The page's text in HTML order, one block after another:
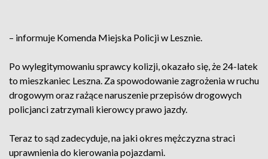
– informuje Komenda Miejska Policji w Lesznie.
Po wylegitymowaniu sprawcy kolizji, okazało się, że 24-latek
to mieszkaniec Leszna. Za spowodowanie zagrożenia w ruchu
drogowym oraz rażące naruszenie przepisów drogowych
policjanci zatrzymali kierowcy prawo jazdy.
Teraz to sąd zadecyduje, na jaki okres mężczyzna straci
uprawnienia do kierowania pojazdami.